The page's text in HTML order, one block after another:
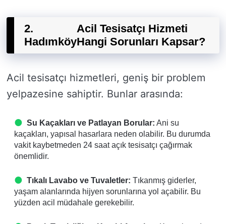
2.
Hadımköy
Acil Tesisatçı Hizmeti
Hangi Sorunları Kapsar?
Acil tesisatçı hizmetleri, geniş bir problem
yelpazesine sahiptir. Bunlar arasında:
Su Kaçakları ve Patlayan Borular: Ani su
kaçakları, yapısal hasarlara neden olabilir. Bu durumda
vakit kaybetmeden 24 saat açık tesisatçı çağırmak
önemlidir.
Tıkalı Lavabo ve Tuvaletler: Tıkanmış giderler,
yaşam alanlarında hijyen sorunlarına yol açabilir. Bu
yüzden acil müdahale gerekebilir.